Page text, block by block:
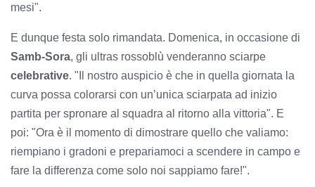
mesi".
E dunque festa solo rimandata. Domenica, in occasione di
Samb-Sora, gli ultras rossoblù venderanno sciarpe
celebrative. "Il nostro auspicio è che in quella giornata la
curva possa colorarsi con un’unica sciarpata ad inizio
partita per spronare al squadra al ritorno alla vittoria". E
poi: "Ora è il momento di dimostrare quello che valiamo:
riempiano i gradoni e prepariamoci a scendere in campo e
fare la differenza come solo noi sappiamo fare!".